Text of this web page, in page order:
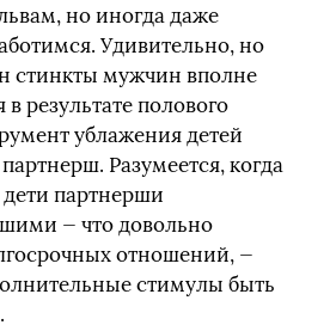
но иногда даже
Удивительно, но
стинкты мужчин вполне
результате полового
ублажения детей
Разумеется, когда
партнерши
— что довольно
отношений, —
стимулы быть